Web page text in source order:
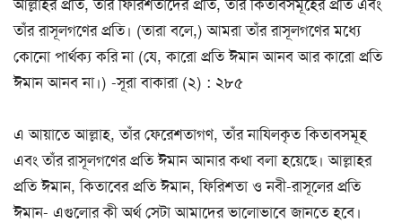
আল্লাহর প্রতি, তাঁর ফিরিশতাদের প্রতি, তাঁর কিতাবসমূহের প্রতি এবং
তাঁর রাসূলগণের প্রতি। (তারা বলে,) আমরা তাঁর রাসূলগণের মধ্যে
কোনো পার্থক্য করি না (যে, কারো প্রতি ঈমান আনব আর কারো প্রতি
ঈমান আনব না।) -সূরা বাকারা (২) : ২৮৫
এ আয়াতে আল্লাহ, তাঁর ফেরেশতাগণ, তাঁর নাযিলকৃত কিতাবসমূহ
এবং তাঁর রাসূলগণের প্রতি ঈমান আনার কথা বলা হয়েছে। আল্লাহর
প্রতি ঈমান, কিতাবের প্রতি ঈমান, ফিরিশতা ও নবী-রাসূলের প্রতি
ঈমান- এগুলোর কী অর্থ সেটা আমাদের ভালোভাবে জানতে হবে।